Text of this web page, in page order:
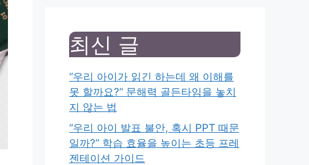
최신 글
“우리 아이가 읽긴 하는데 왜 이해를
못 할까요?” 문해력 골든타임을 놓치
지 않는 법
“우리 아이 발표 불안, 혹시 PPT 때문
일까?” 학습 효율을 높이는 초등 프레
젠테이션 가이드